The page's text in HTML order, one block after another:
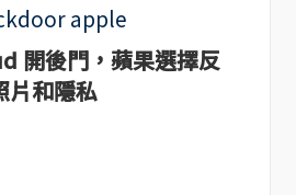
開後門，蘋果選擇反
片和隱私